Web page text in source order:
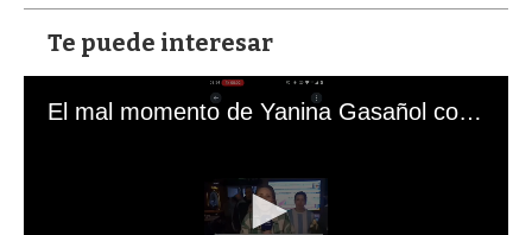
Te puede interesar
El mal momento de Yanina Gasañol con un hincha argentino en "Subrayado"